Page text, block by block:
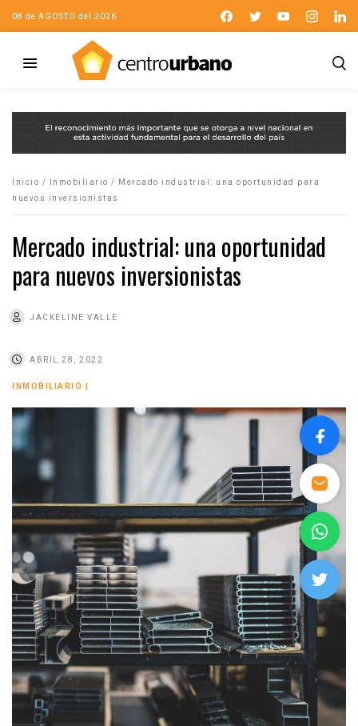
08 de AGOSTO del 2026
Inicio / Inmobiliario /
Mercado industrial: una oportunidad para
nuevos inversionistas
Mercado industrial: una oportunidad
para nuevos inversionistas
JACKELINE VALLE
ABRIL 28, 2022
INMOBILIARIO